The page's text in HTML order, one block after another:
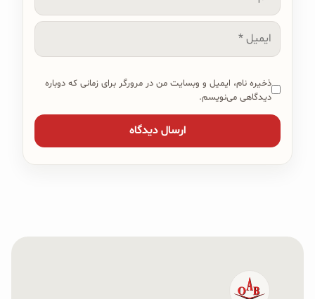
ایمیل
ذخیره نام، ایمیل و وبسایت من در مرورگر برای زمانی که دوباره
دیدگاهی می‌نویسم.